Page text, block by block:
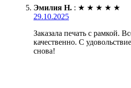
Эмилия Н. : ★ ★ ★ ★ ★
29.10.2025
Заказала печать с рамкой.
качественно. С
снова!